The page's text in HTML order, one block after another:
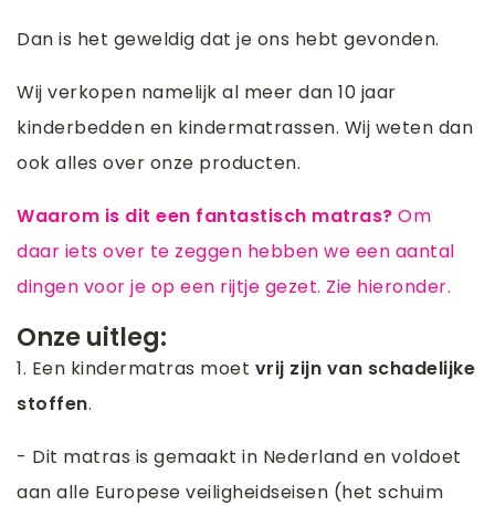
Dan is het geweldig dat je ons hebt gevonden.
Wij verkopen namelijk al meer dan 10 jaar
kinderbedden en kindermatrassen. Wij weten dan
ook alles over onze producten.
Waarom is dit een fantastisch matras? Om
daar iets over te zeggen hebben we een aantal
dingen voor je op een rijtje gezet. Zie hieronder.
Onze uitleg:
1. Een kindermatras moet vrij zijn van schadelijke
stoffen.
- Dit matras is gemaakt in Nederland en voldoet
aan alle Europese veiligheidseisen (het schuim